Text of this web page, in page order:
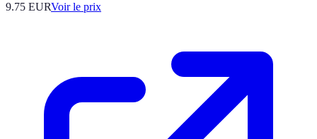
9.75 EURVoir le prix